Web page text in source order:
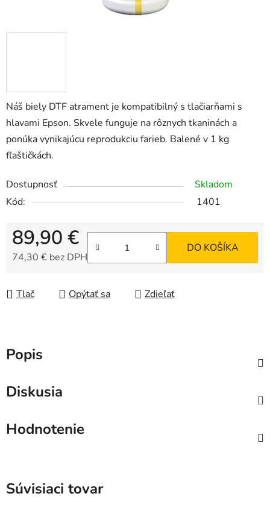
Náš biely DTF atrament je kompatibilný s tlačiarňami s
hlavami Epson. Skvele funguje na rôznych tkaninách a
ponúka vynikajúcu reprodukciu farieb. Balené v 1 kg
fľaštičkách.
Dostupnosť
Skladom
Kód:
1401
89,90 €
74,30 € bez DPH
DO KOŠÍKA
Tlač Opýtať sa Zdieľať
Popis
Diskusia
Hodnotenie
Súvisiaci tovar